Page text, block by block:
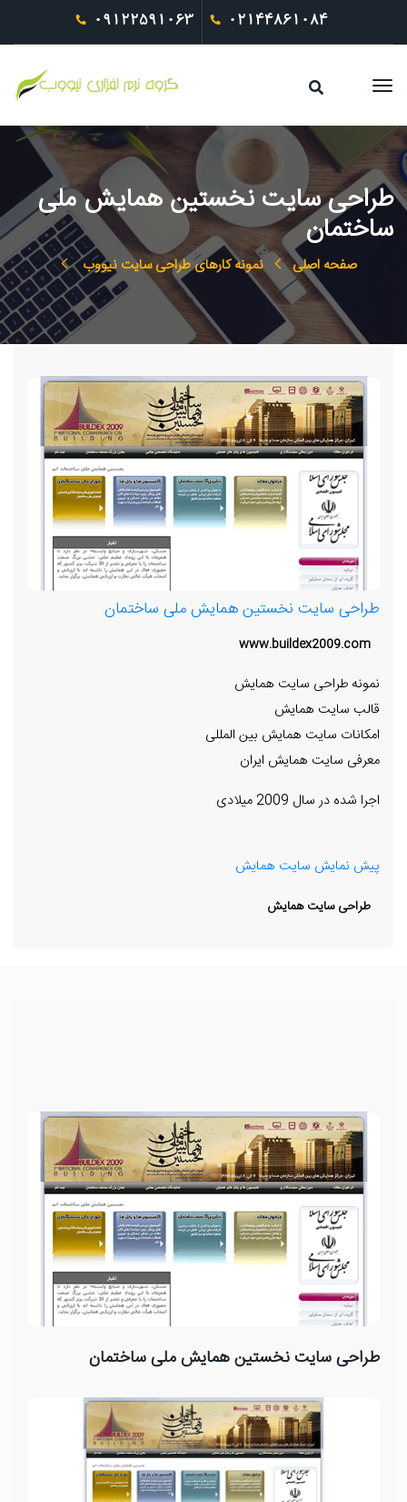
09122591063 02144861084
طراحی سایت نخستین همایش ملی
ساختمان
صفحه اصلی نمونه کارهای طراحی سایت نیووب
طراحی سایت نخستین همایش ملی ساختمان
www.buildex2009.com
نمونه طراحی سایت همایش
قالب سایت همایش
امکانات سایت همایش بین المللی
معرفی سایت همایش ایران
اجرا شده در سال 2009 میلادی
پیش نمایش سایت همایش
طراحی سایت همایش
طراحی سایت نخستین همایش ملی ساختمان